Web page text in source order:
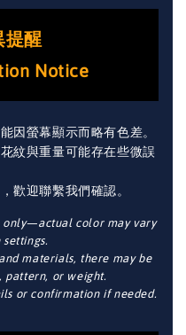
提醒
Notice
因螢幕顯示而略有色差。
紋與重量可能存在些微誤
歡迎聯繫我們確認。
only—actual color may vary
settings.
materials, there may be
pattern, or weight.
or confirmation if needed.